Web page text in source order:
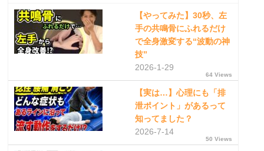
【やってみた】30秒、左
手の共鳴骨にふれるだけ
で全身激変する“波動の神
技”
2026-1-29
64 Views
【実は…】心理にも「排
泄ポイント」があるって
知ってました？
2026-7-14
50 Views